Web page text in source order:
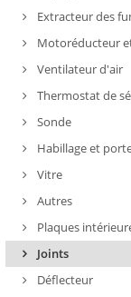
Extracteur des
Motoréducteur
Ventilateur d'air
Thermostat de
Sonde
Habillage et
Vitre
Autres
Plaques
Joints
Déflecteur